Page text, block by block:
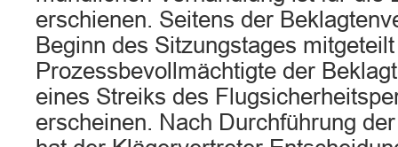
erschienen. Seitens der
Beginn des Sitzungstages
Prozessbevollmächtigte der
eines Streiks des
erscheinen. Nach Durchführung